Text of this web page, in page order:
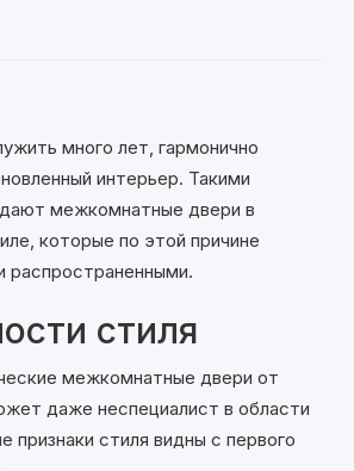
много лет, гармонично
интерьер. Такими
межкомнатные двери в
которые по этой причине
распространенными.
стиля
межкомнатные двери от
даже неспециалист в области
признаки стиля видны с первого